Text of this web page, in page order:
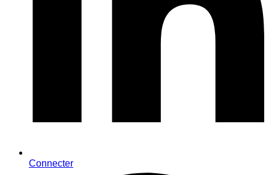
Connecter